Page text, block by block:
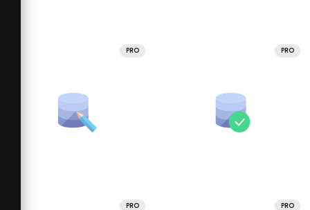
PRO PRO
PRO PRO